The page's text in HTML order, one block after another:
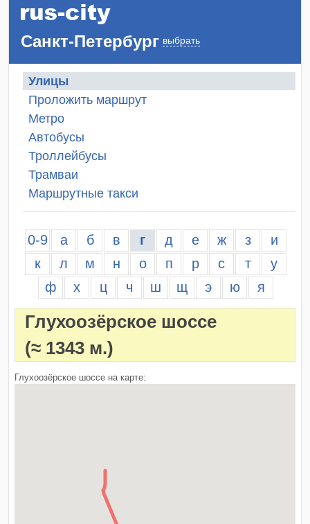
Санкт-Петербург выбрать
Улицы
Проложить маршрут
Метро
Автобусы
Троллейбусы
Трамваи
Маршрутные такси
0-9 а б в г д е ж з
и
к
л м н о п р с т
у
ф
х ц ч ш щ э ю я
Глухоозёрское шоссе
(≈ 1343 м.)
Глухоозёрское шоссе на карте: